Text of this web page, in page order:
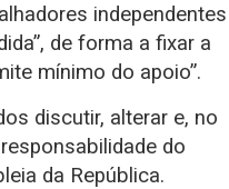
independentes
de forma a fixar a
mínimo do apoio”.
discutir, alterar e, no
do
da República.